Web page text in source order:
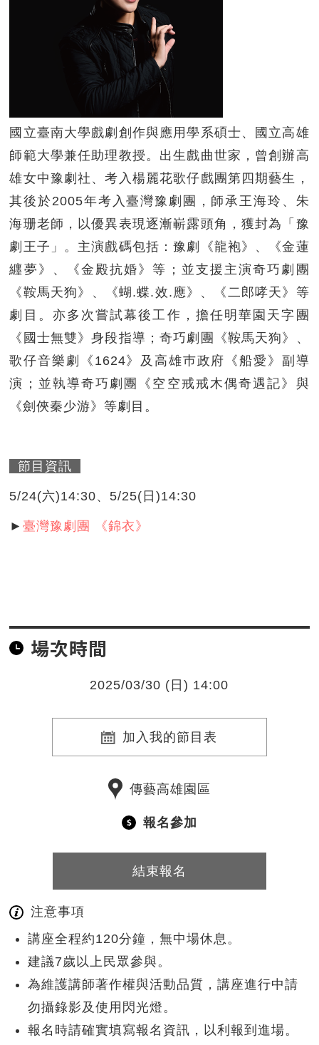
國立臺南大學戲劇創作與應用學系碩士、國立高雄
師範大學兼任助理教授。出生戲曲世家，曾創辦高
雄女中豫劇社、考入楊麗花歌仔戲團第四期藝生，
其後於2005年考入臺灣豫劇團，師承王海玲、朱
海珊老師，以優異表現逐漸嶄露頭角，獲封為「豫
劇王子」。主演戲碼包括：豫劇《龍袍》、《金蓮
纒夢》、《金殿抗婚》等；並支援主演奇巧劇團
《鞍馬天狗》、《蝴.蝶.效.應》、《二郎哮天》等
劇目。亦多次嘗試幕後工作，擔任明華園天字團
《國士無雙》身段指導；奇巧劇團《鞍馬天狗》、
歌仔音樂劇《1624》及高雄巿政府《船愛》副導
演；並執導奇巧劇團《空空戒戒木偶奇遇記》與
《劍俠秦少游》等劇目。
節目資訊
5/24(六)14:30、5/25(日)14:30
►臺灣豫劇團 《錦衣》
場次時間
2025/03/30 (日) 14:00
加入我的節目表
傳藝高雄園區
報名參加
結束報名
注意事項
講座全程約120分鐘，無中場休息。
建議7歲以上民眾參與。
為維護講師著作權與活動品質，講座進行中請
勿攝錄影及使用閃光燈。
報名時請確實填寫報名資訊，以利報到進場。